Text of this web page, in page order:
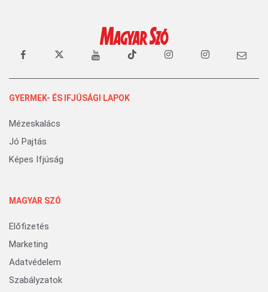
GYERMEK- ÉS IFJÚSÁGI LAPOK
Mézeskalács
Jó Pajtás
Képes Ifjúság
MAGYAR SZÓ
Előfizetés
Marketing
Adatvédelem
Szabályzatok